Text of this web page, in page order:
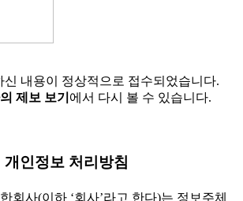
신 내용이 정상적으로 접수되었습니다.
제보 보기 에서 다시 볼 수 있습니다.
개인정보 처리방침
회사(이하 ‘회사’라고 한다)는 정보주체